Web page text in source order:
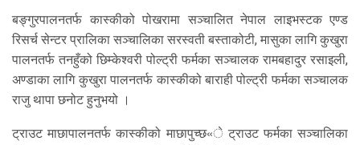
बङ्गुरपालनतर्फ कास्कीको पोखरामा सञ्चालित नेपाल लाइभस्टक एण्ड
रिसर्च सेन्टर प्रालिका सञ्चालिका सरस्वती बस्ताकोटी, मासुका लागि कुखुरा
पालनतर्फ तनहुँको छिम्केश्वरी पोल्ट्री फर्मका सञ्चालक रामबहादुर रसाइली,
अण्डाका लागि कुखुरा पालनतर्फ कास्कीको बाराही पोल्ट्री फर्मका सञ्चालक
राजु थापा छनोट हुनुभयो ।
ट्राउट माछापालनतर्फ कास्कीको माछापुच्छ«े ट्राउट फर्मका सञ्चालिका